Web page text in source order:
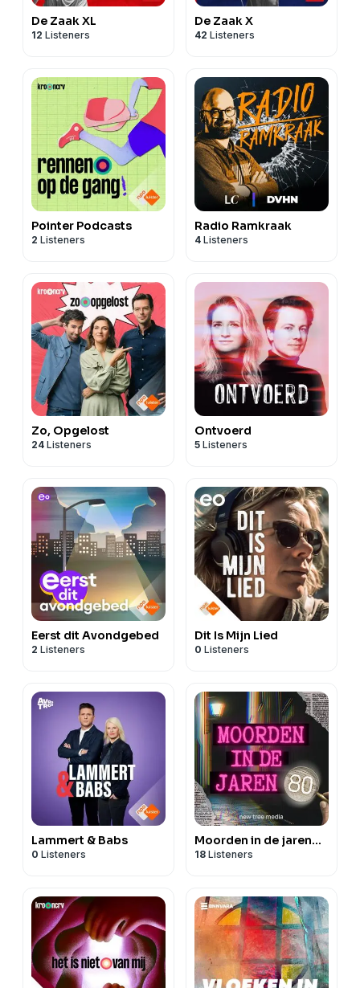
De Zaak XL
12 Listeners
De Zaak X
42 Listeners
Pointer Podcasts
2 Listeners
Radio Ramkraak
4 Listeners
Zo, Opgelost
24 Listeners
Ontvoerd
5 Listeners
Eerst dit Avondgebed
2 Listeners
Dit Is Mijn Lied
0 Listeners
Lammert & Babs
0 Listeners
Moorden in de jaren...
18 Listeners